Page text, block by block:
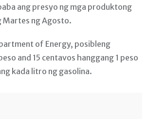
ang presyo ng mga produktong
Martes ng Agosto.
of Energy, posibleng
and 15 centavos hanggang 1 peso
kada litro ng gasolina.